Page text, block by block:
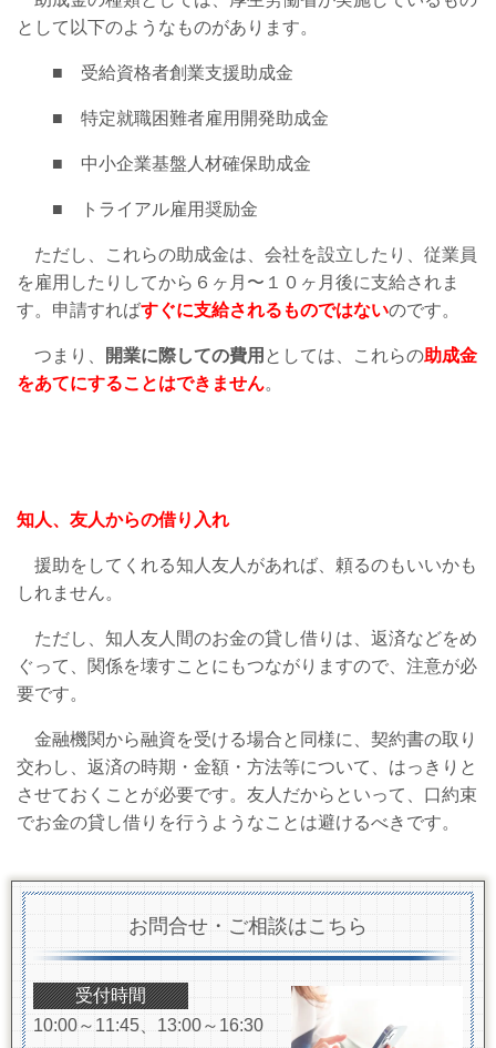
として以下のようなものがあります。
■ 受給資格者創業支援助成金
■ 特定就職困難者雇用開発助成金
■ 中小企業基盤人材確保助成金
■ トライアル雇用奨励金
ただし、これらの助成金は、会社を設立したり、従業員
を雇用したりしてから６ヶ月〜１０ヶ月後に支給されま
す。申請すればすぐに支給されるものではないのです。
つまり、 開業に際しての費用 としては、これらの助成金
をあてにすることはできません。
知人、友人からの借り入れ
援助をしてくれる知人友人があれば、頼るのもいいかも
しれません。
ただし、知人友人間のお金の貸し借りは、返済などをめ
ぐって、関係を壊すことにもつながりますので、注意が必
要です。
金融機関から融資を受ける場合と同様に、契約書の取り
交わし、返済の時期・金額・方法等について、はっきりと
させておくことが必要です。友人だからといって、口約束
でお金の貸し借りを行うようなことは避けるべきです。
お問合せ・ご相談はこちら
受付時間
10:00～11:45、13:00～16:30